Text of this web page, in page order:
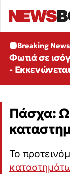
Breaking
Φωτιά σε
-
Πάσχα:
Το